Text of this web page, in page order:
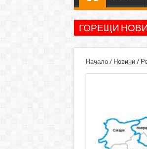
ГОРЕЩИ
Начало/ Новини/